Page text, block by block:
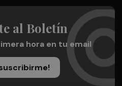
al Boletín
hora en tu email